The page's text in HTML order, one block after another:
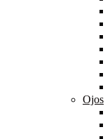
Ojos